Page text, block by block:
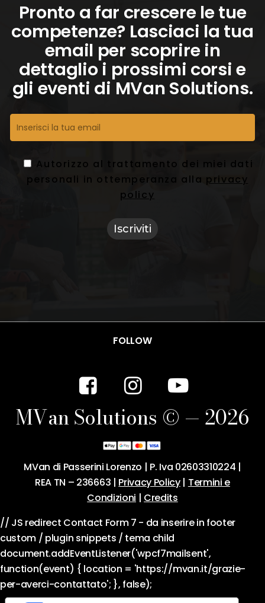
Pronto a far crescere le tue
competenze? Lasciaci la tua
email per scoprire in
dettaglio i prossimi corsi e
gli eventi di MVan Solutions.
Autorizzo al trattamento dei miei dati
personali in ottemperanza alla privacy
policy
FOLLOW
MVanSolutions © — 2026
MVan di Passerini Lorenzo | P. Iva 02603310224 |
REA TN – 236663 | Privacy Policy| Termini e
Condizioni | Credits
// JS redirect Contact Form 7 - da inserire in footer
custom / plugin snippets / tema child
document.addEventListener('wpcf7mailsent',
function(event) { location = 'https://mvan.it/grazie-
per-averci-contattato'; }, false);